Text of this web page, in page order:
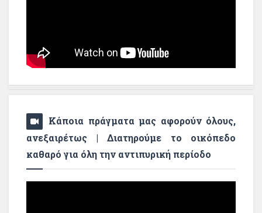
Κάποια πράγματα μας αφορούν όλους,
ανεξαιρέτως | Διατηρούμε το οικόπεδο
καθαρό για όλη την αντιπυρική περίοδο